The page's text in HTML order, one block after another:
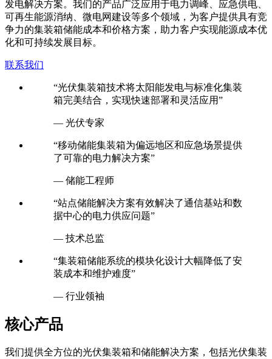
发电解决方案。我们的产品广泛应用于电力调峰、应急供电、
可再生能源消纳、微电网建设等多个领域，为客户提供具有竞
争力的集装箱储能成本和价格方案，助力客户实现能源成本优
化和可持续发展目标。
联系我们
“光伏集装箱技术将太阳能发电与标准化集装
箱完美结合，实现快速部署和灵活应用”
— 光伏专家
“移动储能集装箱为偏远地区和应急场景提供
了可靠的电力解决方案”
— 储能工程师
“站点储能解决方案有效解决了通信基站和数
据中心的电力供应问题”
— 技术总监
“集装箱储能系统的模块化设计大幅降低了安
装成本和维护难度”
— 行业领袖
核心产品
我们提供全方位的光伏集装箱和储能解决方案，包括光伏集装